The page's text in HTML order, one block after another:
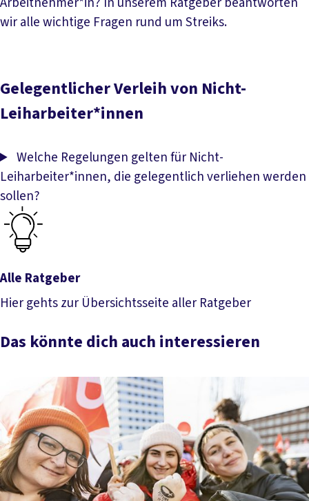
wir alle wichtige Fragen rund um Streiks.
Gelegentlicher Verleih von Nicht-
Leiharbeiter*innen
Welche Regelungen gelten für Nicht-
Leiharbeiter*innen, die gelegentlich verliehen werden
sollen?
Alle Ratgeber
Hier gehts zur Übersichtsseite aller Ratgeber
Alle Ratgeber
Das könnte dich auch interessieren